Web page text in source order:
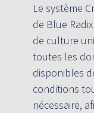
Le système
de Blue
de culture
toutes les
disponibles
conditions
nécessaire,